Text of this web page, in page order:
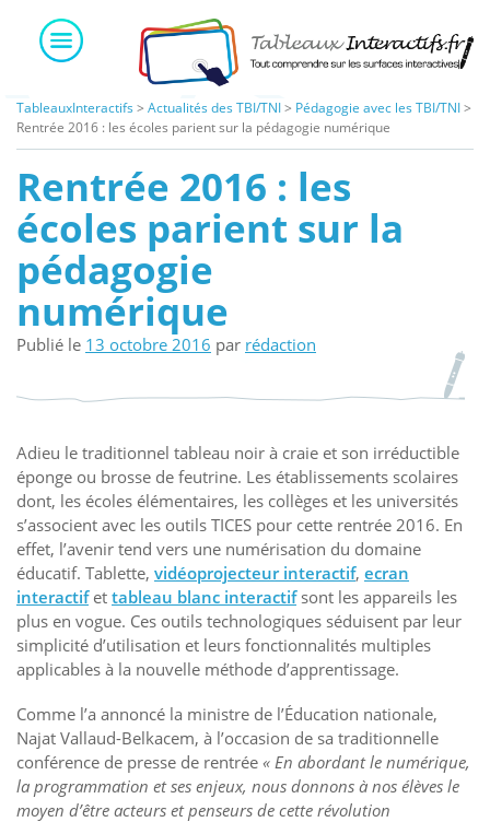
content
TableauxInteractifs > Actualités des TBI/TNI> Pédagogie avec les TBI/TNI>
Rentrée 2016 : les écoles parient sur la pédagogie numérique
Rentrée 2016 : les
écoles parient sur la
pédagogie
numérique
Publié le 13 octobre 2016 par rédaction
Adieu le traditionnel tableau noir à craie et son irréductible
éponge ou brosse de feutrine. Les établissements scolaires
dont, les écoles élémentaires, les collèges et les universités
s’associent avec les outils TICES pour cette rentrée 2016. En
effet, l’avenir tend vers une numérisation du domaine
éducatif. Tablette, vidéoprojecteur interactif, ecran
interactifet tableau blanc interactifsont les appareils les
plus en vogue. Ces outils technologiques séduisent par leur
simplicité d’utilisation et leurs fonctionnalités multiples
applicables à la nouvelle méthode d’apprentissage.
Comme l’a annoncé la ministre de l’Éducation nationale,
Najat Vallaud-Belkacem, à l’occasion de sa traditionnelle
conférence de presse de rentrée « En abordant le numérique,
la programmation et ses enjeux, nous donnons à nos élèves le
moyen d’être acteurs et penseurs de cette révolution